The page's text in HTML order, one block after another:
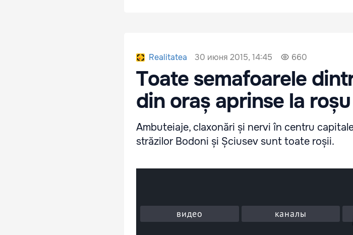
Realitatea 30 июня 2015, 14:45 660
Toate semafoarele
din oraș aprinse la roșu
Ambuteiaje, claxonări și nervi în centru
străzilor Bodoni și Șciusev sunt toate roșii.